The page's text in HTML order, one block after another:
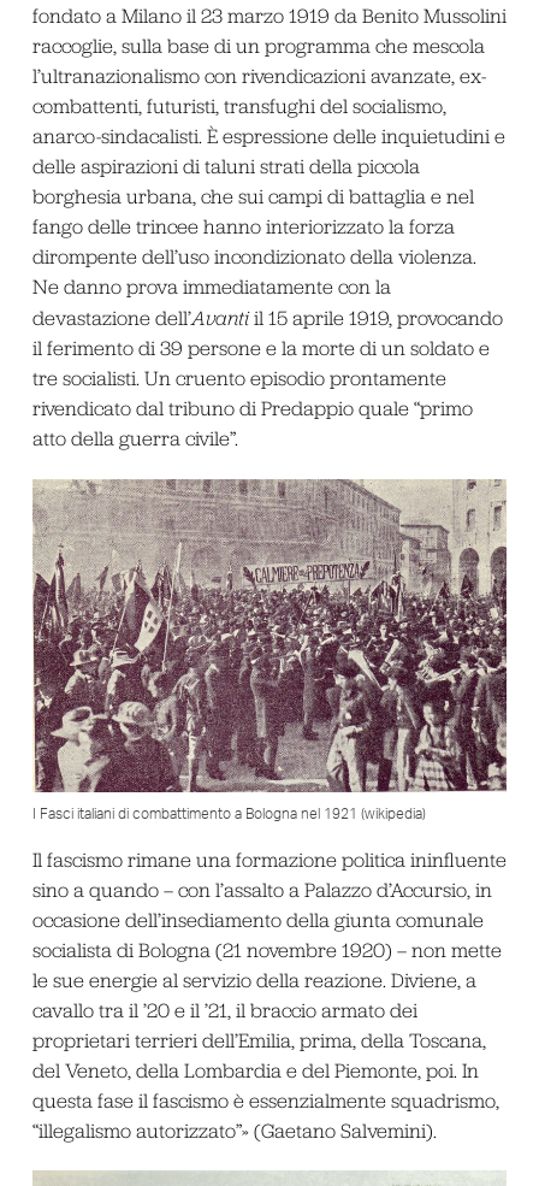
fondato a Milano il 23 marzo 1919 da Benito Mussolini
raccoglie, sulla base di un programma che mescola
l’ultranazionalismo con rivendicazioni avanzate, ex-
combattenti, futuristi, transfughi del socialismo,
anarco-sindacalisti. È espressione delle inquietudini e
delle aspirazioni di taluni strati della piccola
borghesia urbana, che sui campi di battaglia e nel
fango delle trincee hanno interiorizzato la forza
dirompente dell’uso incondizionato della violenza.
Ne danno prova immediatamente con la
devastazione dell’Avantiil 15 aprile 1919, provocando
il ferimento di 39 persone e la morte di un soldato e
tre socialisti. Un cruento episodio prontamente
rivendicato dal tribuno di Predappio quale “primo
atto della guerra civile”.
I Fasci italiani di combattimento a Bologna nel 1921 (wikipedia)
Il fascismo rimane una formazione politica ininfluente
sino a quando – con l’assalto a Palazzo d’Accursio, in
occasione dell’insediamento della giunta comunale
socialista di Bologna (21 novembre 1920) – non mette
le sue energie al servizio della reazione. Diviene, a
cavallo tra il ’20 e il ’21, il braccio armato dei
proprietari terrieri dell’Emilia, prima, della Toscana,
del Veneto, della Lombardia e del Piemonte, poi. In
questa fase il fascismo è essenzialmente squadrismo,
“illegalismo autorizzato”» (Gaetano Salvemini).